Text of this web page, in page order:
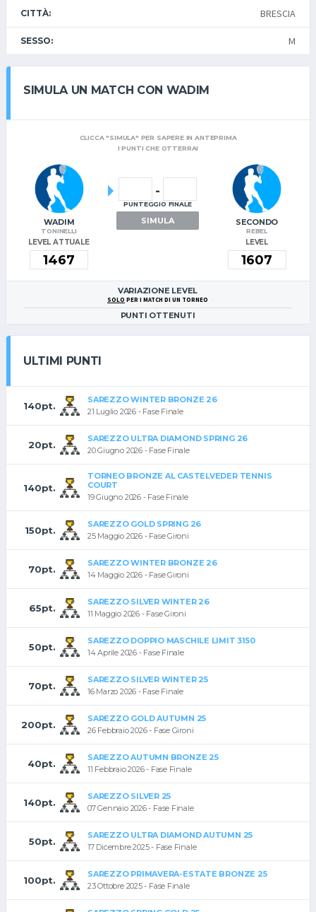
CITTÀ: BRESCIA
SESSO: M
SIMULA UN MATCH CON WADIM
CLICCA "SIMULA" PER SAPERE IN ANTEPRIMA
I PUNTI CHE OTTERRAI
WADIM
TONINELLI
LEVEL ATTUALE
-
PUNTEGGIO FINALE
SIMULA SECONDO
REBEL
LEVEL
VARIAZIONE LEVEL
SOLO PER I MATCH DI UN TORNEO
PUNTI OTTENUTI
ULTIMI PUNTI
140pt.
SAREZZO WINTER BRONZE 26
21 Luglio 2026 - Fase Finale
20pt.
SAREZZO ULTRA DIAMOND SPRING 26
20 Giugno 2026 - Fase Finale
140pt.
TORNEO BRONZE AL CASTELVEDER TENNIS
COURT
19 Giugno 2026 - Fase Finale
150pt.
SAREZZO GOLD SPRING 26
25 Maggio 2026 - Fase Gironi
70pt.
SAREZZO WINTER BRONZE 26
14 Maggio 2026 - Fase Gironi
65pt.
SAREZZO SILVER WINTER 26
11 Maggio 2026 - Fase Gironi
50pt.
SAREZZO DOPPIO MASCHILE LIMIT 3150
14 Aprile 2026 - Fase Finale
70pt.
SAREZZO SILVER WINTER 25
16 Marzo 2026 - Fase Finale
200pt.
SAREZZO GOLD AUTUMN 25
26 Febbraio 2026 - Fase Gironi
40pt.
SAREZZO AUTUMN BRONZE 25
11 Febbraio 2026 - Fase Finale
140pt.
SAREZZO SILVER 25
07 Gennaio 2026 - Fase Finale
50pt.
SAREZZO ULTRA DIAMOND AUTUMN 25
17 Dicembre 2025 - Fase Finale
100pt.
SAREZZO PRIMAVERA-ESTATE BRONZE 25
23 Ottobre 2025 - Fase Finale